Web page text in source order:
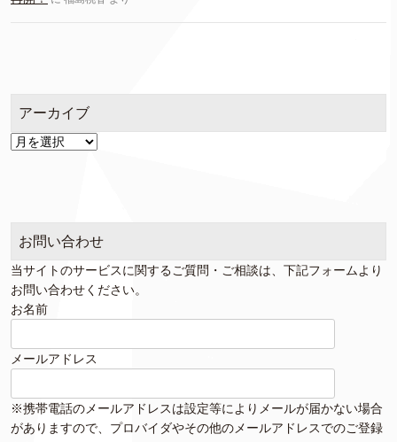
アーカイブ
ア
お問い合わせ
当サイトのサービスに関するご質問・ご相談は、下記フォームより
お問い合わせください。
お名前
メールアドレス
※携帯電話のメールアドレスは設定等によりメールが届かない場合
がありますので、プロバイダやその他のメールアドレスでのご登録